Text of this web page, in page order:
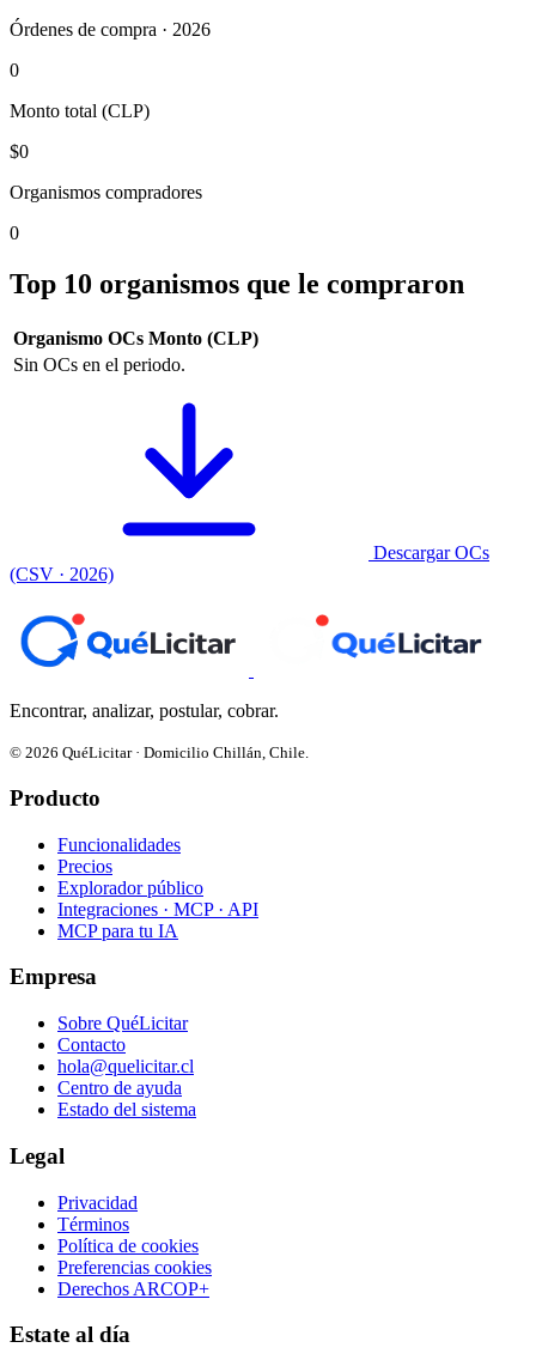
Órdenes de compra · 2026
0
Monto total (CLP)
$0
Organismos compradores
0
Top 10 organismos que le compraron
Organismo OCs Monto (CLP)
Sin OCs en el periodo.
Descargar OCs
(CSV · 2026)
Encontrar, analizar, postular, cobrar.
© 2026 QuéLicitar · Domicilio Chillán, Chile.
Producto
Funcionalidades
Precios
Explorador público
Integraciones · MCP · API
MCP para tu IA
Empresa
Sobre QuéLicitar
Contacto
hola@quelicitar.cl
Centro de ayuda
Estado del sistema
Legal
Privacidad
Términos
Política de cookies
Preferencias cookies
Derechos ARCOP+
Estate al día